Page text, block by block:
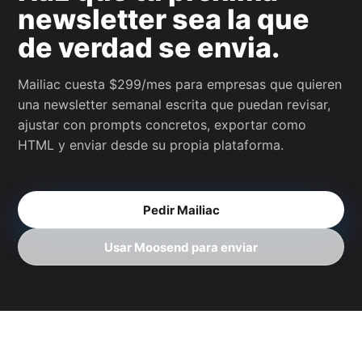
newsletter sea la que
de verdad se envia.
Mailiac cuesta $299/mes para empresas que quieren
una newsletter semanal escrita que puedan revisar,
ajustar con prompts concretos, exportar como
HTML y enviar desde su propia plataforma.
Pedir Mailiac
Usar Moosend para enviar